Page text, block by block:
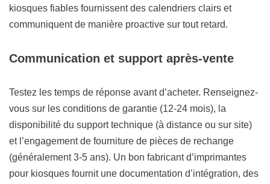
kiosques fiables fournissent des calendriers clairs et
communiquent de manière proactive sur tout retard.
Communication et support après-vente
Testez les temps de réponse avant d’acheter. Renseignez-
vous sur les conditions de garantie (12-24 mois), la
disponibilité du support technique (à distance ou sur site)
et l’engagement de fourniture de pièces de rechange
(généralement 3-5 ans). Un bon fabricant d’imprimantes
pour kiosques fournit une documentation d’intégration, des